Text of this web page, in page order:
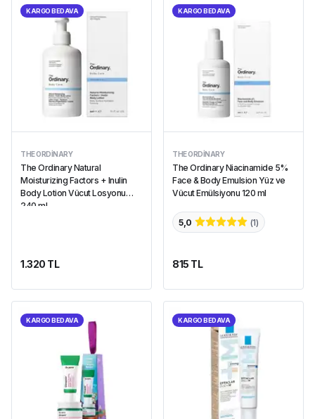
KARGO BEDAVA
THE ORDINARY
The Ordinary Natural
Moisturizing Factors + Inulin
Body Lotion Vücut Losyonu
240 ml
1.320 TL
KARGO BEDAVA
THE ORDINARY
The Ordinary Niacinamide 5%
Face & Body Emulsion Yüz ve
Vücut Emülsiyonu 120 ml
5,0 (1)
815 TL
KARGO BEDAVA KARGO BEDAVA